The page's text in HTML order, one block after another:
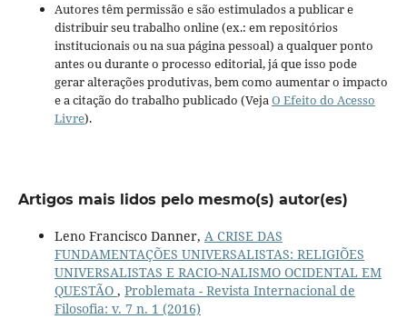
Autores têm permissão e são estimulados a publicar e
distribuir seu trabalho online (ex.: em repositórios
institucionais ou na sua página pessoal) a qualquer ponto
antes ou durante o processo editorial, já que isso pode
gerar alterações produtivas, bem como aumentar o impacto
e a citação do trabalho publicado (VejaO Efeito do Acesso
Livre).
Artigos mais lidos pelo mesmo(s) autor(es)
Leno Francisco Danner, A CRISE DAS
FUNDAMENTAÇÕES UNIVERSALISTAS: RELIGIÕES
UNIVERSALISTAS E RACIO-NALISMO OCIDENTAL EM
QUESTÃO , Problemata - Revista Internacional de
Filosofia: v. 7 n. 1 (2016)